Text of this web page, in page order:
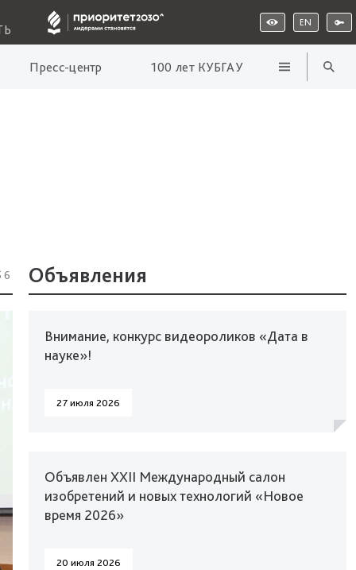
EN
Пресс-центр 100 лет КУБГАУ
Объявления
Внимание, конкурс видеороликов «Дата в
науке»!
27 июля 2026
Объявлен XXII Международный салон
изобретений и новых технологий «Новое
время 2026»
20 июля 2026